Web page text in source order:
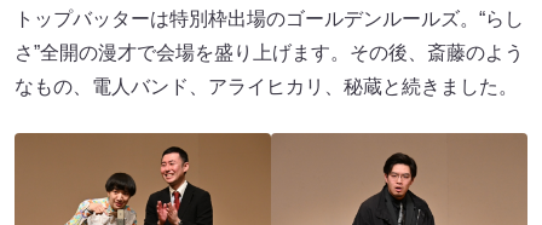
トップバッターは特別枠出場のゴールデンルールズ。“らし
さ”全開の漫才で会場を盛り上げます。その後、斎藤のよう
なもの、電人バンド、アライヒカリ、秘蔵と続きました。